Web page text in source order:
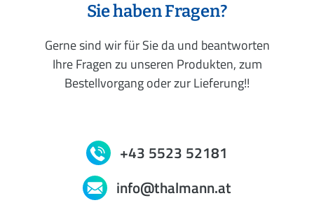
Sie haben Fragen?
Gerne sind wir für Sie da und beantworten
Ihre Fragen zu unseren Produkten, zum
Bestellvorgang oder zur Lieferung!!
+43 5523 52181
info@thalmann.at